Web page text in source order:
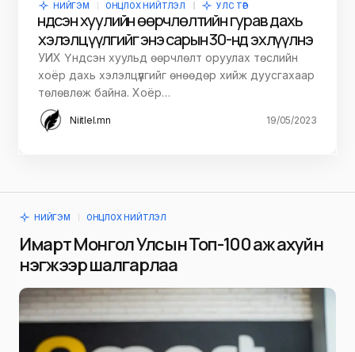
НИЙГЭМ ОНЦЛОХ НИЙТЛЭЛ УЛС ТӨР
Үндсэн хуулийн өөрчлөлтийн гурав дахь
хэлэлцүүлгийг энэ сарын 30-нд эхлүүлнэ
УИХ Үндсэн хуульд өөрчлөлт оруулах төслийн
хоёр дахь хэлэлцүүлгийг өнөөдөр хийж дуусгахаар
төлөвлөж байна. Хоёр…
Niitlel.mn 19/05/2023
НИЙГЭМ ОНЦЛОХ НИЙТЛЭЛ
Имарт Монгол Улсын Топ-100 аж ахуйн
нэгжээр шалгарлаа